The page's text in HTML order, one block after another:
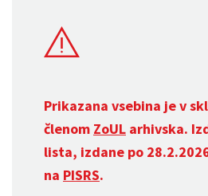
Prikazana vsebina je v
členom ZoUL arhivska.
lista, izdane po
na PISRS.